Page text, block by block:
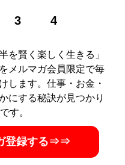
3 4
父はチャコット創業者、父
のホームページ作成業務
れを元手に高級腕時計を
高く売る腕時計投資を考
していく。高校卒業後は
てから筑波大学情報学群
お金を使わず贅沢する
は買った値段より高く売
円で購入。著書に『
を賢く楽しく生きる」
メルマガ会員限定で毎
します。仕事・お金・
にする秘訣が見つかり
す。
登録する⇒⇒